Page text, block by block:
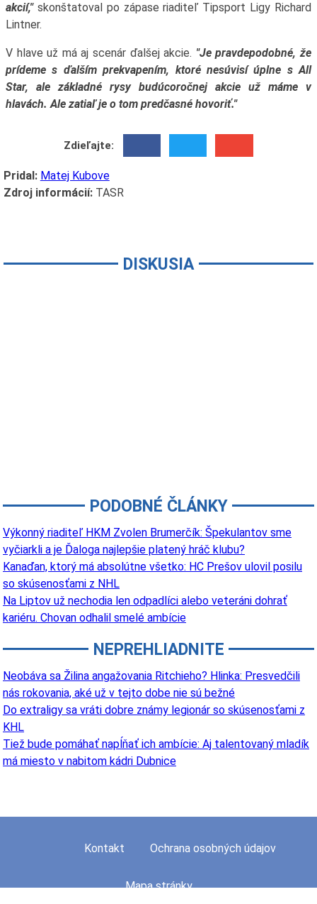
akcií,"skonštatoval po zápase riaditeľ Tipsport Ligy Richard
Lintner.
V hlave už má aj scenár ďalšej akcie. "Je pravdepodobné, že
prídeme s ďalším prekvapením, ktoré nesúvisí úplne s All
Star, ale základné rysy budúcoročnej akcie už máme v
hlavách. Ale zatiaľ je o tom predčasné hovoriť."
Zdieľajte:
Pridal: Matej Kubove
Zdroj informácií:TASR
DISKUSIA
PODOBNÉ ČLÁNKY
Výkonný riaditeľ HKM Zvolen Brumerčík: Špekulantov sme
vyčiarkli a je Ďaloga najlepšie platený hráč klubu?
Kanaďan, ktorý má absolútne všetko: HC Prešov ulovil posilu
so skúsenosťami z NHL
Na Liptov už nechodia len odpadlíci alebo veteráni dohrať
kariéru. Chovan odhalil smelé ambície
NEPREHLIADNITE
Neobáva sa Žilina angažovania Ritchieho? Hlinka: Presvedčili
nás rokovania, aké už v tejto dobe nie sú bežné
Do extraligy sa vráti dobre známy legionár so skúsenosťami z
KHL
Tiež bude pomáhať napĺňať ich ambície: Aj talentovaný mladík
má miesto v nabitom kádri Dubnice
Kontakt Ochrana osobných údajov
Mapa stránky